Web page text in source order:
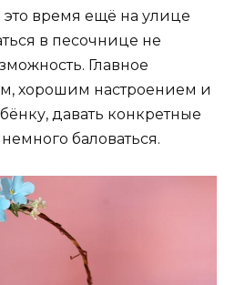
это время ещё на улице
в песочнице не
Главное
хорошим настроением и
давать конкретные
баловаться.